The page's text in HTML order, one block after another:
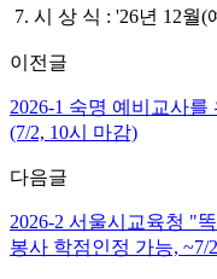
7. 시 상 식 : '26년 12월(
이전글
2026-1 숙명 예비교사
(7/2, 10시 마감)
다음글
2026-2 서울시교육청 "
봉사 학점인정 가능, ~7/